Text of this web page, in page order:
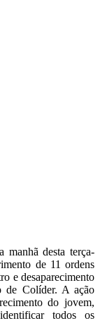
desta terça-
de 11 ordens
e desaparecimento
de Colíder. A ação
do jovem,
todos os